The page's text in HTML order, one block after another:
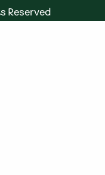
Reserved